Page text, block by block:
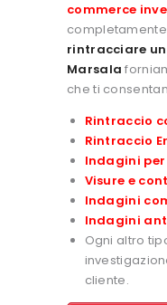
commerce
rintracciare
Marsala
che ti
Rintraccio
Rintraccio
Indagini
Visure e
Indagini
Indagini
Ogni altro
cliente.